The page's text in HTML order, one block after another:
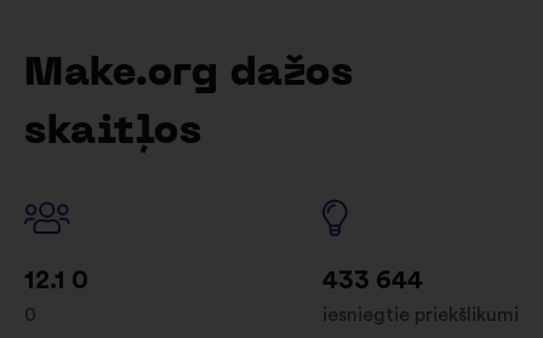
Make.org dažos
skaitļos
12.1 0
0
433 644
iesniegtie priekšlikumi